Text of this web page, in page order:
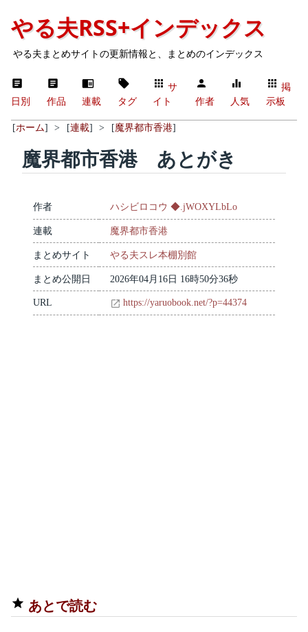
やる夫RSS+インデックス
やる夫まとめサイトの更新情報と、まとめのインデックス
日別 作品 連載 タグ
サ
イト
作者 人気
掲
示板
[ホーム] > [連載] > [魔界都市香港]
魔界都市香港 あとがき
作者 ハシビロコウ ◆.jWOXYLbLo
連載 魔界都市香港
まとめサイト やる夫スレ本棚別館
まとめ公開日 2026年04月16日 16時50分36秒
URL https://yaruobook.net/?p=44374
あとで読む